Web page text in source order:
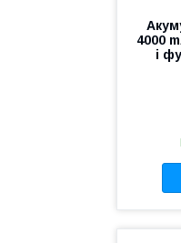
4000
і